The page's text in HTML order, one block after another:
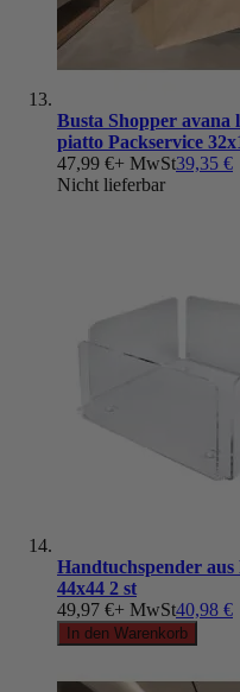
Busta Shopper avana
piatto Packservice
47,99 €+ MwSt39,35 €
Nicht lieferbar
Handtuchspender
44x44 2 st
49,97 €+ MwSt40,98 €
In den Warenkorb